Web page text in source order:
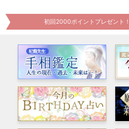
初回2000ポイントプレゼント